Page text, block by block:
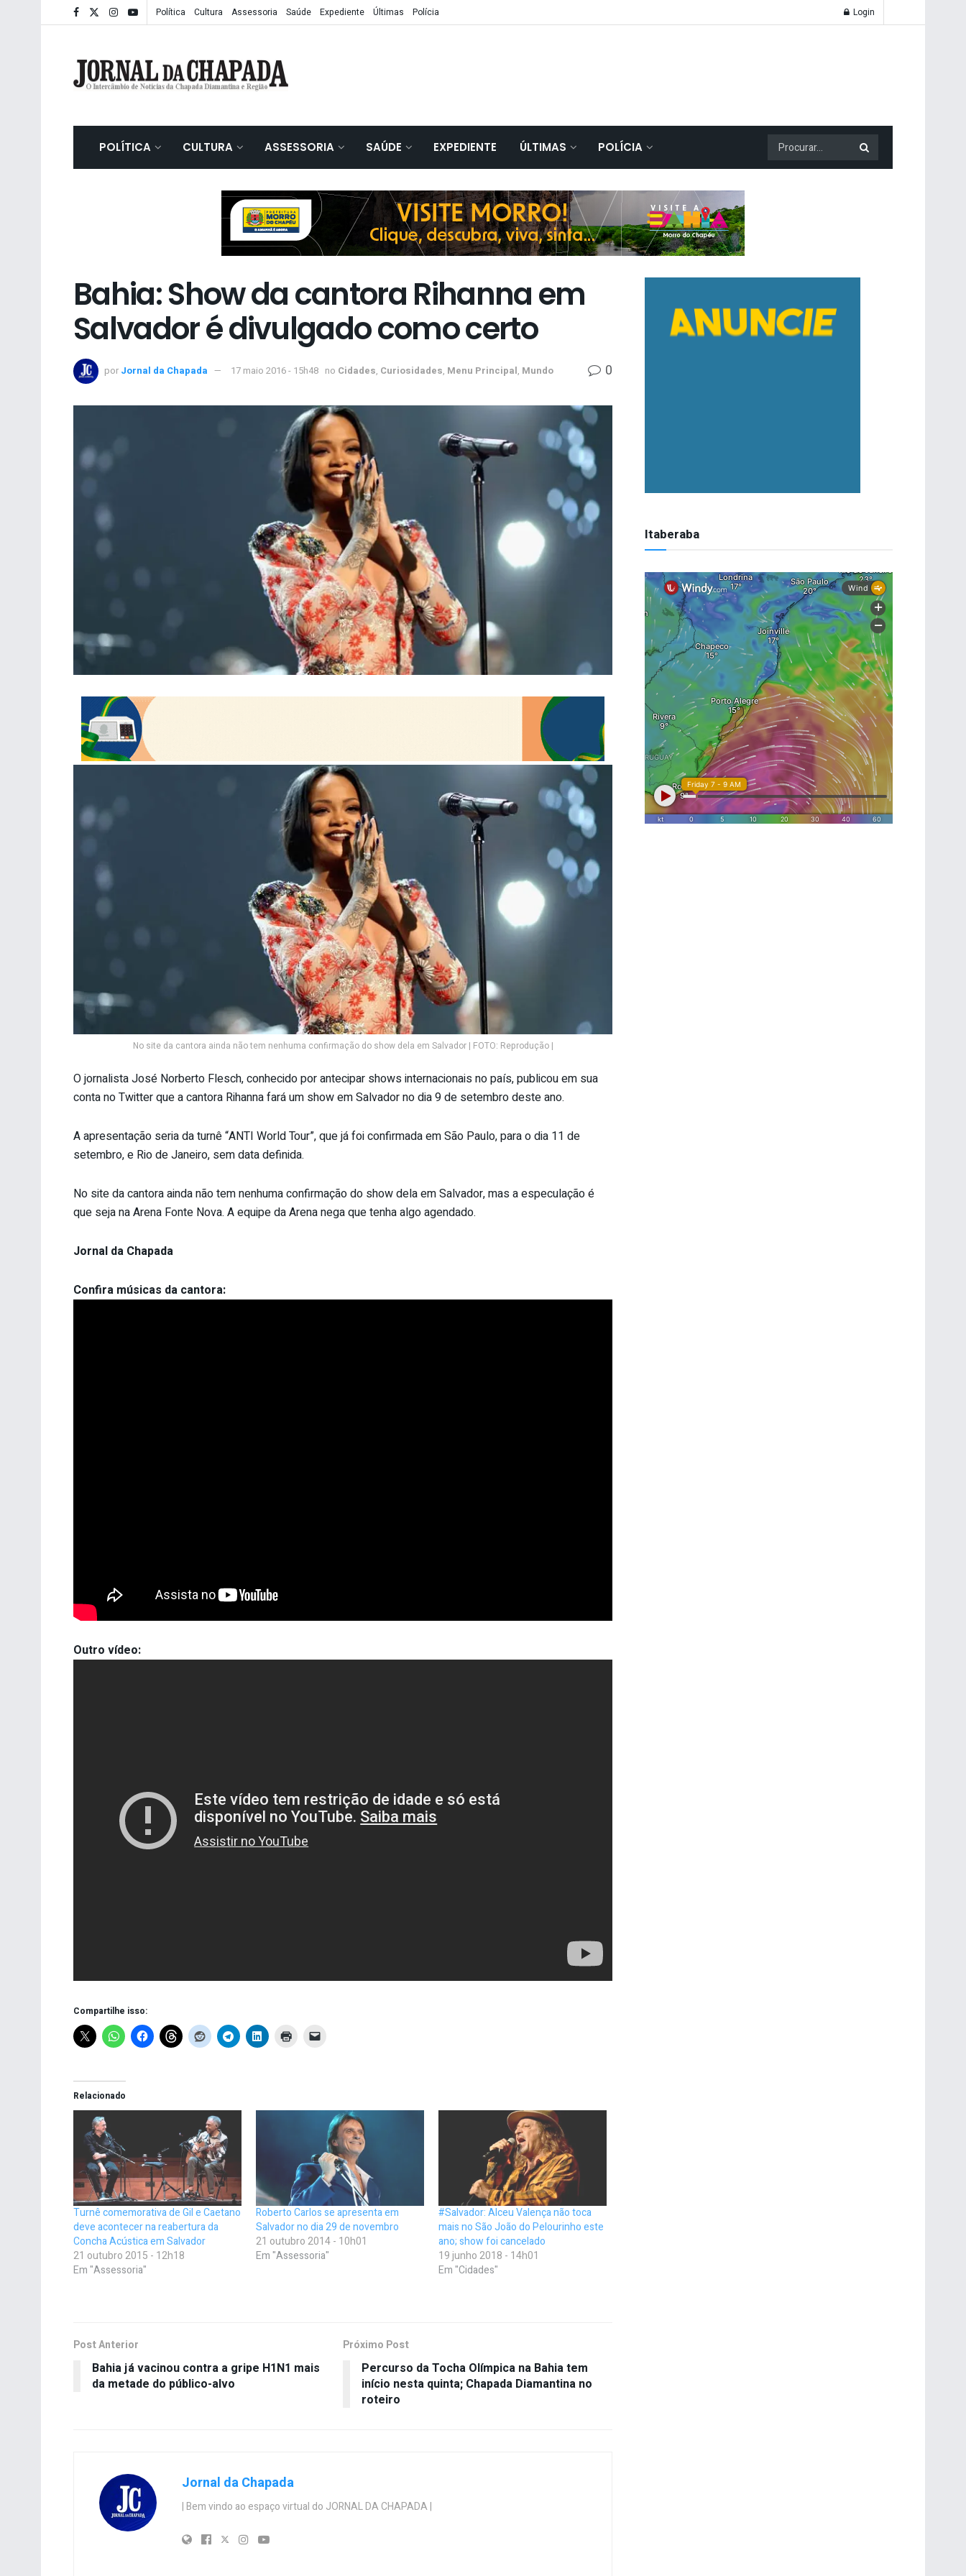
Política Cultura Assessoria Saúde Expediente Últimas Polícia Login
POLÍTICA CULTURA ASSESSORIA SAÚDE EXPEDIENTE ÚLTIMAS POLÍCIA
Bahia: Show da cantora Rihanna em
Salvador é divulgado como certo
por Jornal da Chapada 17 maio 2016 - 15h48 no Cidades, Curiosidades, Menu Principal, Mundo 0
No site da cantora ainda não tem nenhuma confirmação do show dela em Salvador | FOTO: Reprodução |
O jornalista José Norberto Flesch, conhecido por antecipar shows internacionais no país, publicou em sua
conta no Twitter que a cantora Rihanna fará um show em Salvador no dia 9 de setembro deste ano.
A apresentação seria da turnê “ANTI World Tour”, que já foi confirmada em São Paulo, para o dia 11 de
setembro, e Rio de Janeiro, sem data definida.
No site da cantora ainda não tem nenhuma confirmação do show dela em Salvador, mas a especulação é
que seja na Arena Fonte Nova. A equipe da Arena nega que tenha algo agendado.
Jornal da Chapada
Confira músicas da cantora:
Outro vídeo:
Compartilhe isso:
Relacionado
Turnê comemorativa de Gil e Caetano
deve acontecer na reabertura da
Concha Acústica em Salvador
21 outubro 2015 - 12h18
Em "Assessoria"
Roberto Carlos se apresenta em
Salvador no dia 29 de novembro
21 outubro 2014 - 10h01
Em "Assessoria"
#Salvador: Alceu Valença não toca
mais no São João do Pelourinho este
ano; show foi cancelado
19 junho 2018 - 14h01
Em "Cidades"
Post Anterior
Bahia já vacinou contra a gripe H1N1 mais
da metade do público-alvo
Próximo Post
Percurso da Tocha Olímpica na Bahia tem
início nesta quinta; Chapada Diamantina no
roteiro
Jornal da Chapada
| Bem vindo ao espaço virtual do JORNAL DA CHAPADA |
Itaberaba